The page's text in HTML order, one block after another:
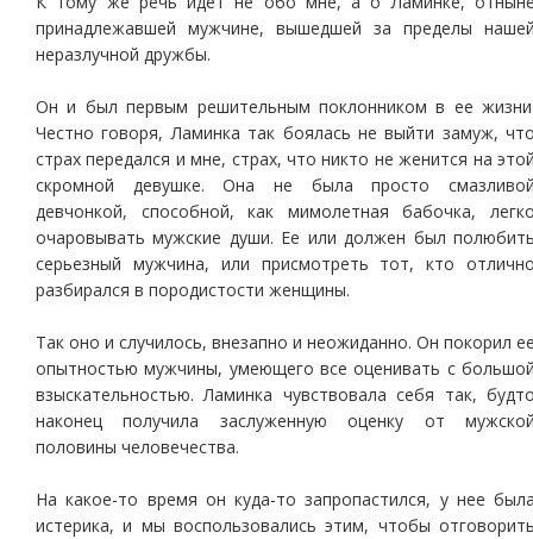
принадлежавшей мужчине, вышедшей за пределы
неразлучной дружбы.
Он и был первым решительным поклонником в ее
Честно говоря, Ламинка так боялась не выйти замуж,
страх передался и мне, страх, что никто не женится на
скромной девушке. Она не была просто
девчонкой, способной, как мимолетная бабочка,
очаровывать мужские души. Ее или должен был
серьезный мужчина, или присмотреть тот, кто
разбирался в породистости женщины.
Так оно и случилось, внезапно и неожиданно. Он покорил
опытностью мужчины, умеющего все оценивать с
взыскательностью. Ламинка чувствовала себя так,
наконец получила заслуженную оценку от
половины человечества.
На какое-то время он куда-то запропастился, у нее
истерика, и мы воспользовались этим, чтобы